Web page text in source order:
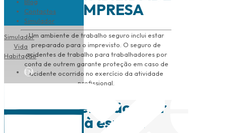
Contactos
Simulador
Simulador
Vida
Habitação
EN
DA EMPRESA
Um ambiente de trabalho seguro inclui estar
preparado para o imprevisto. O seguro de
acidentes de trabalho para trabalhadores por
conta de outrem garante proteção em caso de
acidente ocorrido no exercício da atividade
profissional.
Para quem não quer
ficar à espera